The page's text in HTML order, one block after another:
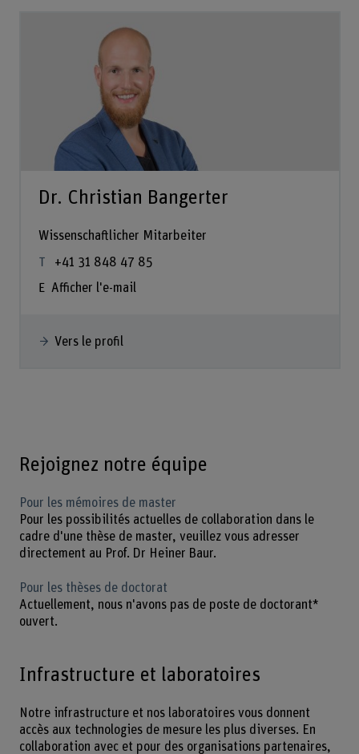
Dr. Christian Bangerter
Wissenschaftlicher Mitarbeiter
+41 31 848 47 85
Afficher l'e-mail
Vers le profil
Rejoignez notre équipe
Pour les mémoires de master
Pour les possibilités actuelles de collaboration dans le
cadre d'une thèse de master, veuillez vous adresser
directement au Prof. Dr Heiner Baur.
Pour les thèses de doctorat
Actuellement, nous n'avons pas de poste de doctorant*
ouvert.
Infrastructure et laboratoires
Notre infrastructure et nos laboratoires vous donnent
accès aux technologies de mesure les plus diverses. En
collaboration avec et pour des organisations partenaires,